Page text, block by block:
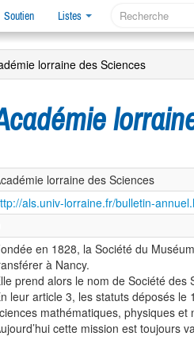
Soutien Listes
lorraine des Sciences
lorraine des Sciences
als.univ-lorraine.fr/bulletin-
en 1828, la Société du
à Nancy.
prend alors le nom de Société des
leur article 3, les statuts déposés le
mathématiques, physiques
cette mission est toujours